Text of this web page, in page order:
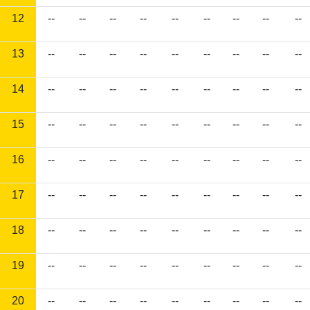
12 -- -- -- -- -- -- -- -- --
13 -- -- -- -- -- -- -- -- --
14 -- -- -- -- -- -- -- -- --
15 -- -- -- -- -- -- -- -- --
16 -- -- -- -- -- -- -- -- --
17 -- -- -- -- -- -- -- -- --
18 -- -- -- -- -- -- -- -- --
19 -- -- -- -- -- -- -- -- --
20 -- -- -- -- -- -- -- -- --